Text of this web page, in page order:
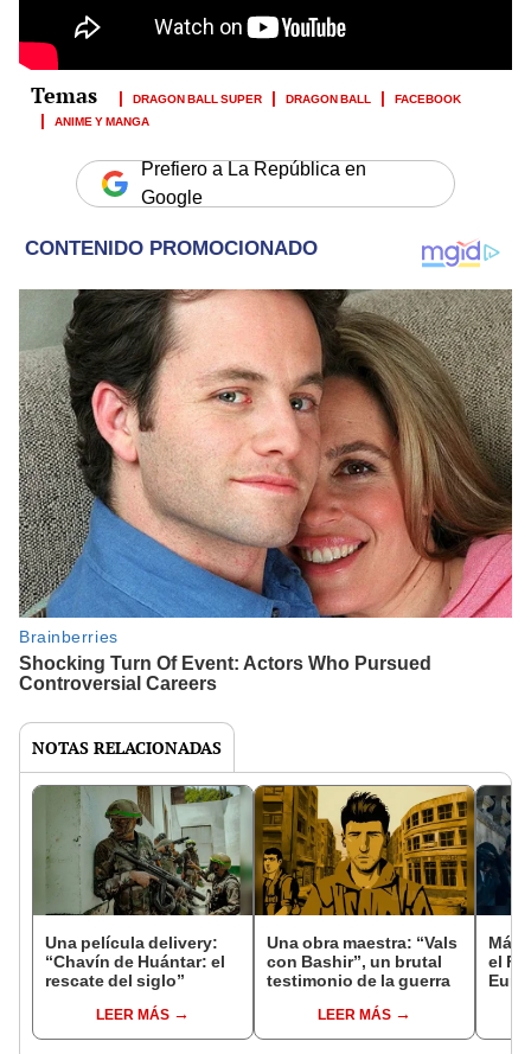
DRAGON BALL SUPER DRAGON BALL
FACEBOOK
ANIME Y MANGA
Prefiero a La República en
Google
NOTAS RELACIONADAS
Una película delivery:
“Chavín de Huántar: el
rescate del siglo”
LEER MÁS
Una obra maestra: “Vals
con Bashir”, un brutal
testimonio de la guerra
LEER MÁS
Más
el